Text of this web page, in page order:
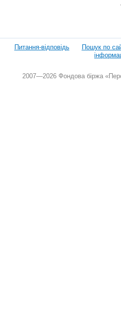
Питання-відповідь Пошук по
2007—2026 Фондова біржа